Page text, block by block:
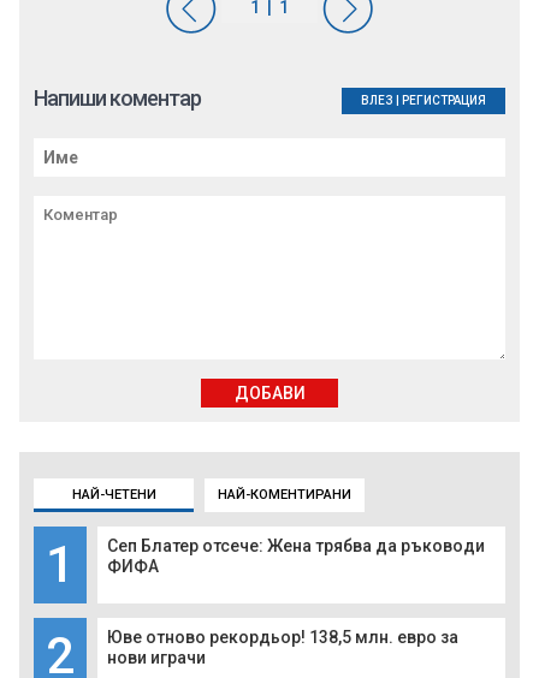
НАЙ-ЧЕТЕНИ НАЙ-КОМЕНТИРАНИ
1
Сеп Блатер отсече: Жена трябва да ръководи
ФИФА
2
Юве отново рекордьор! 138,5 млн. евро за
нови играчи
Напиши коментар ВЛЕЗ РЕГИСТРАЦИЯ
ДОБАВИ